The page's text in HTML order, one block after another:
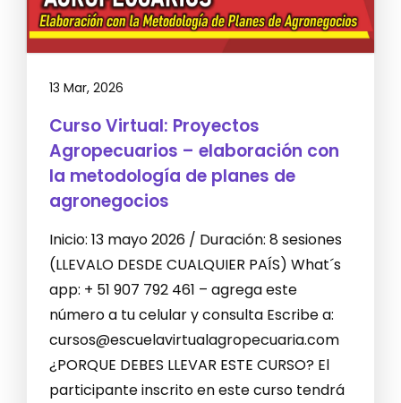
13 Mar, 2026
Curso Virtual: Proyectos
Agropecuarios – elaboración con
la metodología de planes de
agronegocios
Inicio: 13 mayo 2026 / Duración: 8 sesiones
(LLEVALO DESDE CUALQUIER PAÍS) What´s
app: + 51 907 792 461 – agrega este
número a tu celular y consulta Escribe a:
cursos@escuelavirtualagropecuaria.com
¿PORQUE DEBES LLEVAR ESTE CURSO? El
participante inscrito en este curso tendrá